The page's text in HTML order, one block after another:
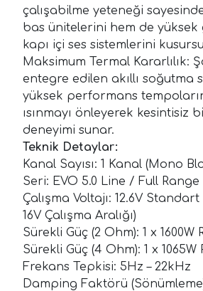
çalışabilme yeteneği
bas ünitelerini hem de yüksek
kapı içi ses sistemlerini
Maksimum Termal Kararlılık:
entegre edilen akıllı soğutma
yüksek performans
ısınmayı önleyerek kesintisiz
deneyimi sunar.
Teknik Detaylar:
Kanal Sayısı: 1 Kanal (Mono
Seri: EVO 5.0 Line / Full Range
Çalışma Voltajı: 12.6V
16V Çalışma Aralığı)
Sürekli Güç (2 Ohm): 1 x 1600W
Sürekli Güç (4 Ohm): 1 x 1065W
Frekans Tepkisi: 5Hz – 22kHz
Damping Faktörü